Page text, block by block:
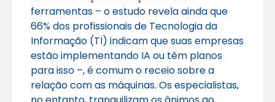
ferramentas – o estudo revela ainda que
66% dos profissionais de Tecnologia da
Informação (TI) indicam que suas empresas
estão implementando IA ou têm planos
para isso –, é comum o receio sobre a
relação com as máquinas. Os especialistas,